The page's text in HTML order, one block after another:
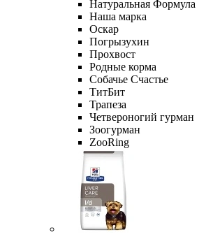
Натуральная Формула
Наша марка
Оскар
Погрызухин
Прохвост
Родные корма
Собачье Счастье
ТитБит
Трапеза
Четвероногий гурман
Зоогурман
ZooRing